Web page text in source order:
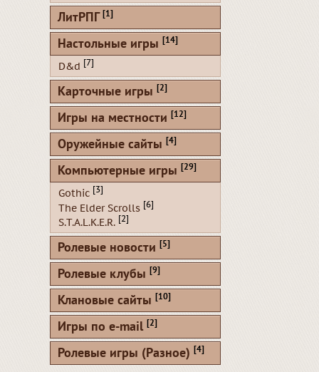
ЛитРПГ [1]
Настольные игры [14]
D&d [7]
Карточные игры [2]
Игры на местности [12]
Оружейные сайты [4]
Компьютерные игры [29]
Gothic [3]
The Elder Scrolls [6]
S.T.A.L.K.E.R. [2]
Ролевые новости [5]
Ролевые клубы [9]
Клановые сайты [10]
Игры по e-mail [2]
Ролевые игры (Разное) [4]